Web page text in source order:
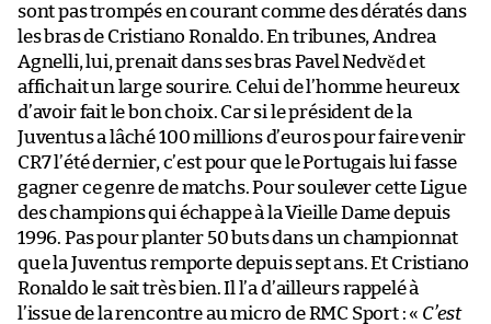
sont pas trompés en courant comme des dératés dans
les bras de Cristiano Ronaldo. En tribunes, Andrea
Agnelli, lui, prenait dans ses bras Pavel Nedvěd et
affichait un large sourire. Celui de l’homme heureux
d’avoir fait le bon choix. Car si le président de la
Juventus a lâché 100 millions d’euros pour faire venir
CR7 l’été dernier, c’est pour que le Portugais lui fasse
gagner ce genre de matchs. Pour soulever cette Ligue
des champions qui échappe à la Vieille Dame depuis
1996. Pas pour planter 50 buts dans un championnat
que la Juventus remporte depuis sept ans. Et Cristiano
Ronaldo le sait très bien. Il l’a d’ailleurs rappelé à
l’issue de la rencontre au micro de RMC Sport : « C’est